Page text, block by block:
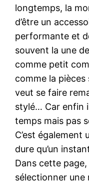
longtemps, la
d’être un
performante et
souvent la une
comme petit
comme la pièces
veut se faire
stylé… Car enfin
temps mais pas
C’est également
dure qu’un
Dans cette
sélectionner